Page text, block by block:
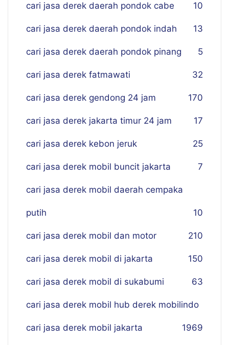
cari jasa derek daerah pondok cabe 10
cari jasa derek daerah pondok indah 13
cari jasa derek daerah pondok pinang 5
cari jasa derek fatmawati 32
cari jasa derek gendong 24 jam 170
cari jasa derek jakarta timur 24 jam 17
cari jasa derek kebon jeruk 25
cari jasa derek mobil buncit jakarta 7
cari jasa derek mobil daerah cempaka
putih 10
cari jasa derek mobil dan motor 210
cari jasa derek mobil di jakarta 150
cari jasa derek mobil di sukabumi 63
cari jasa derek mobil hub derek mobilindo
69
cari jasa derek mobil jakarta 19